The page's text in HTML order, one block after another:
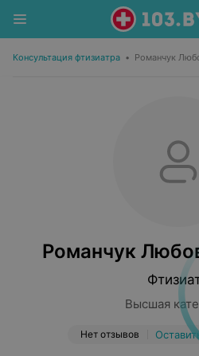
Консультация фтизиатра • Романчук
Романчук
Высшая
Нет отзывов